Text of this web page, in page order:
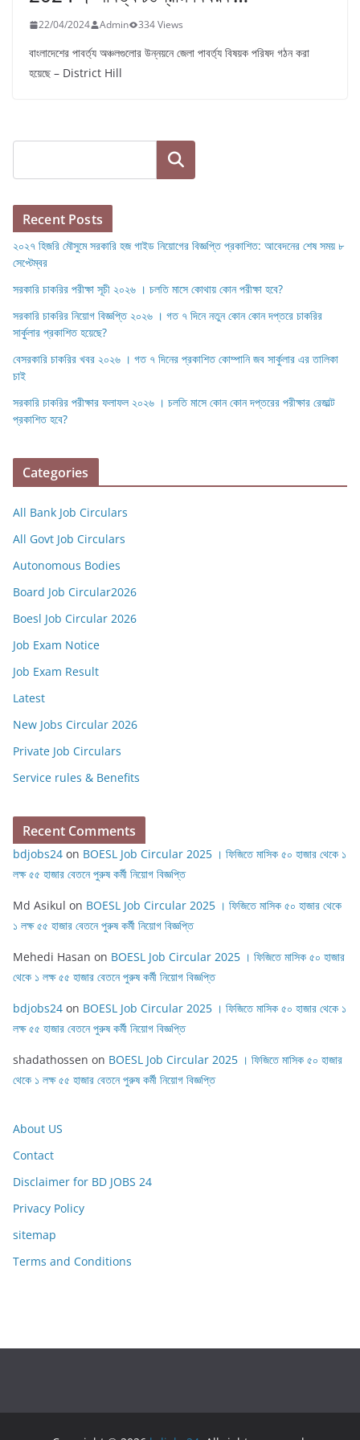
22/04/2024 Admin 334 Views
বাংলাদেশের পাবর্ত্য অঞ্চলগুলোর উন্নয়নে জেলা পাবর্ত্য বিষয়ক পরিষদ গঠন করা
হয়েছে – District Hill
Search
Recent Posts
২০২৭ হিজরি মৌসুমে সরকারি হজ গাইড নিয়োগের বিজ্ঞপ্তি প্রকাশিত: আবেদনের শেষ সময় ৮
সেপ্টেম্বর
সরকারি চাকরির পরীক্ষা সূচী ২০২৬ । চলতি মাসে কোথায় কোন পরীক্ষা হবে?
সরকারি চাকরির নিয়োগ বিজ্ঞপ্তি ২০২৬ । গত ৭ দিনে নতুন কোন কোন দপ্তরে চাকরির
সার্কুলার প্রকাশিত হয়েছে?
বেসরকারি চাকরির খবর ২০২৬ । গত ৭ দিনের প্রকাশিত কোম্পানি জব সার্কুলার এর তালিকা
চাই
সরকারি চাকরির পরীক্ষার ফলাফল ২০২৬ । চলতি মাসে কোন কোন দপ্তরের পরীক্ষার রেজাল্ট
প্রকাশিত হবে?
Categories
All Bank Job Circulars
All Govt Job Circulars
Autonomous Bodies
Board Job Circular2026
Boesl Job Circular 2026
Job Exam Notice
Job Exam Result
Latest
New Jobs Circular 2026
Private Job Circulars
Service rules & Benefits
Recent Comments
bdjobs24 on BOESL Job Circular 2025 । ফিজিতে মাসিক ৫০ হাজার থেকে ১
লক্ষ ৫৫ হাজার বেতনে পুরুষ কর্মী নিয়োগ বিজ্ঞপ্তি
Md Asikul on BOESL Job Circular 2025 । ফিজিতে মাসিক ৫০ হাজার থেকে
১ লক্ষ ৫৫ হাজার বেতনে পুরুষ কর্মী নিয়োগ বিজ্ঞপ্তি
Mehedi Hasan on BOESL Job Circular 2025 । ফিজিতে মাসিক ৫০ হাজার
থেকে ১ লক্ষ ৫৫ হাজার বেতনে পুরুষ কর্মী নিয়োগ বিজ্ঞপ্তি
bdjobs24 on BOESL Job Circular 2025 । ফিজিতে মাসিক ৫০ হাজার থেকে ১
লক্ষ ৫৫ হাজার বেতনে পুরুষ কর্মী নিয়োগ বিজ্ঞপ্তি
shadathossen on BOESL Job Circular 2025 । ফিজিতে মাসিক ৫০ হাজার
থেকে ১ লক্ষ ৫৫ হাজার বেতনে পুরুষ কর্মী নিয়োগ বিজ্ঞপ্তি
About US
Contact
Disclaimer for BD JOBS 24
Privacy Policy
sitemap
Terms and Conditions